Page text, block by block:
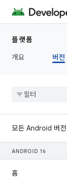
플랫폼
개요
버전
모든 Android 버전
ANDROID 16
홈